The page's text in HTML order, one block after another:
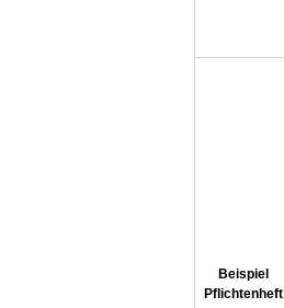
Beispiel
Pflichtenheft